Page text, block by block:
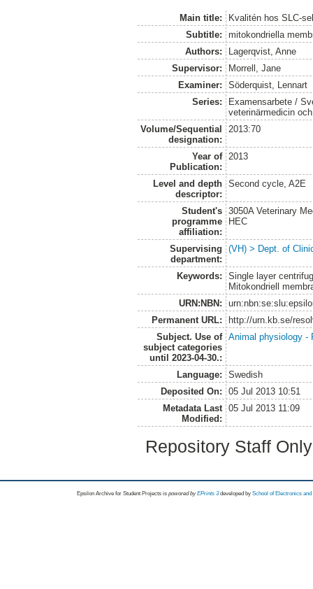
Main title:
Kvalitén hos SLC-
Subtitle:
mitokondriella
Authors:
Lagerqvist, Anne
Supervisor:
Morrell, Jane
Examiner:
Söderquist, Lennart
Series:
Examensarbete /
veterinärmedicin
Volume/Sequential
designation:
2013:70
Year of
Publication:
2013
Level and depth
descriptor:
Second cycle, A2E
Student's
programme
affiliation:
3050A Veterinary
HEC
Supervising
department:
(VH) > Dept. of
Keywords:
Single layer
Mitokondriell
URN:NBN:
Permanent URL:
http://urn.kb.se/
Subject. Use of
subject categories
until 2023-04-30.:
Animal physiology -
Language:
Swedish
Deposited On:
05 Jul 2013 10:51
Metadata Last
Modified:
05 Jul 2013 11:09
Repository Staff
Epsilon Archive for Student Projects is powored byEPrints 3 developed by School of Electronics